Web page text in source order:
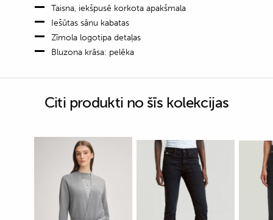
Taisna, iekšpusē korkota apakšmala
Iešūtas sānu kabatas
Zīmola logotipa detaļas
Bluzona krāsa: pelēka
Citi produkti no šīs kolekcijas